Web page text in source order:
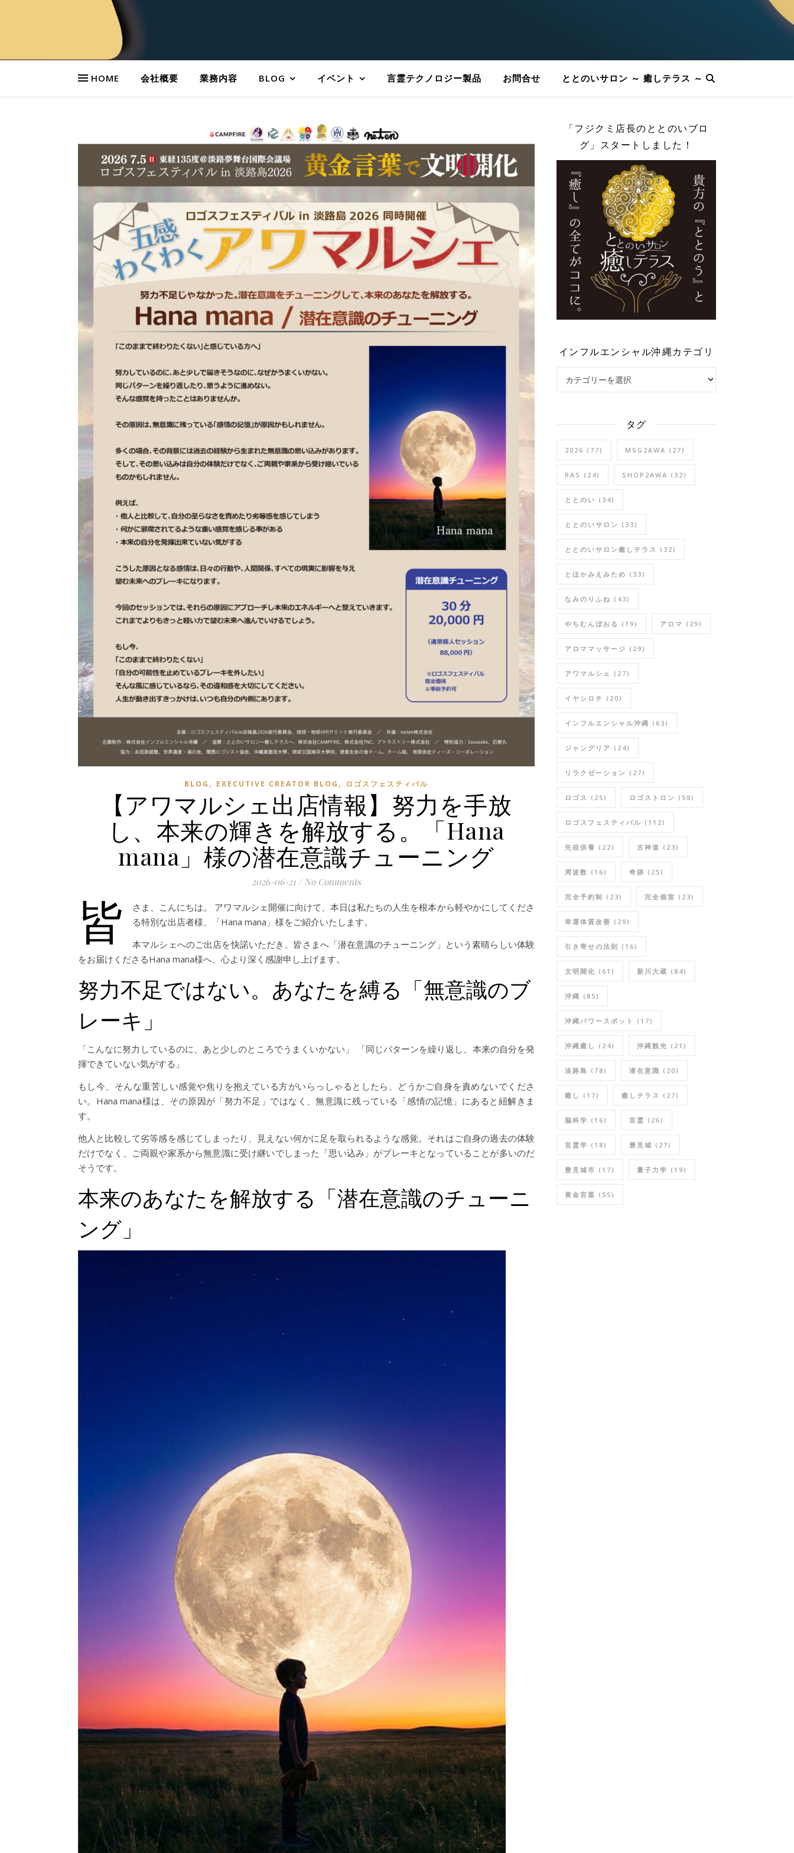
HOME 会社概要 業務内容 BLOG イベント 言霊テクノロジー製品 お問合せ ととのいサロン ～ 癒しテラス ～
BLOG , EXECUTIVE CREATOR BLOG , ロゴスフェスティバル
【アワマルシェ出店情報】努力を手放
し、本来の輝きを解放する。「Hana
mana」様の潜在意識チューニング
2026-06-21 / No Comments
皆
さま、こんにちは。 アワマルシェ開催に向けて、本日は私たちの人生を根本から軽やかにしてくださ
る特別な出店者様、「Hana mana」様をご紹介いたします。
本マルシェへのご出店を快諾いただき、皆さまへ「潜在意識のチューニング」という素晴らしい体験
をお届けくださるHana mana様へ、心より深く感謝申し上げます。
努力不足ではない。あなたを縛る「無意識のブ
レーキ」
「こんなに努力しているのに、あと少しのところでうまくいかない」 「同じパターンを繰り返し、本来の自分を発
揮できていない気がする」
もし今、そんな重苦しい感覚や焦りを抱えている方がいらっしゃるとしたら、どうかご自身を責めないでくださ
い。Hana mana様は、その原因が「努力不足」ではなく、無意識に残っている「感情の記憶」にあると紐解きま
す。
他人と比較して劣等感を感じてしまったり、見えない何かに足を取られるような感覚。それはご自身の過去の体験
だけでなく、ご両親や家系から無意識に受け継いでしまった「思い込み」がブレーキとなっていることが多いのだ
そうです。
本来のあなたを解放する「潜在意識のチューニ
ング」
「フジクミ店長のととのいブロ
グ」スタートしました！
インフルエンシャル沖縄カテゴリ
タグ
2026 (77) MSG2AWA (27)
RAS (24) SHOP2AWA (32)
ととのい (34)
ととのいサロン (33)
ととのいサロン癒しテラス (32)
とほかみえみため (33)
なみのりふね (43)
やちむんぼおる (19) アロマ (29)
アロママッサージ (29)
アワマルシェ (27)
イヤシロチ (20)
インフルエンシャル沖縄 (63)
ジャングリア (24)
リラクゼーション (27)
ロゴス (25) ロゴストロン (58)
ロゴスフェスティバル (112)
先祖供養 (22) 古神道 (23)
周波数 (16) 奇跡 (25)
完全予約制 (23) 完全個室 (23)
幸運体質改善 (29)
引き寄せの法則 (16)
文明開化 (61) 新川大蔵 (84)
沖縄 (85)
沖縄パワースポット (17)
沖縄癒し (24) 沖縄観光 (21)
淡路島 (78) 潜在意識 (20)
癒し (17) 癒しテラス (27)
脳科学 (16) 言霊 (26)
言霊学 (18) 豊見城 (27)
豊見城市 (17) 量子力学 (19)
黄金言葉 (55)